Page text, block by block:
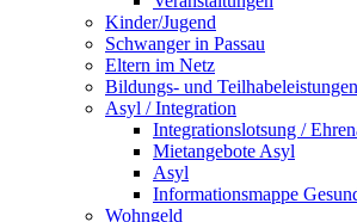
Kinder/Jugend
Schwanger in Passau
Eltern im Netz
Bildungs- und Teilhabeleistungen
Asyl / Integration
Integrationslotsung /
Mietangebote Asyl
Asyl
Informationsmappe
Wohngeld